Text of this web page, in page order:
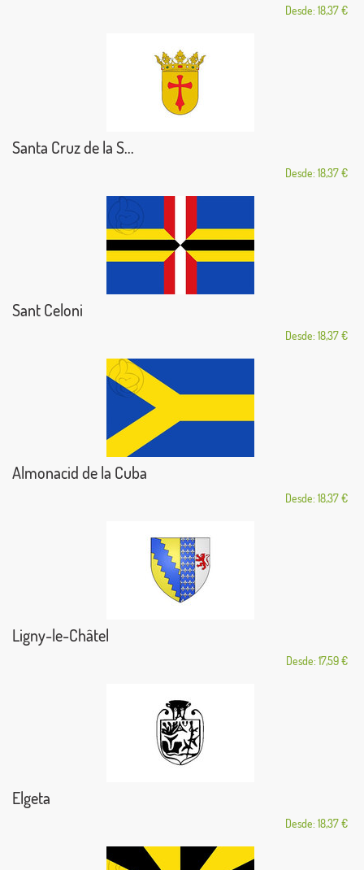
Desde: 18,37 €
Santa Cruz de la S...
Desde: 18,37 €
Sant Celoni
Desde: 18,37 €
Almonacid de la Cuba
Desde: 18,37 €
Ligny-le-Châtel
Desde: 17,59 €
Elgeta
Desde: 18,37 €